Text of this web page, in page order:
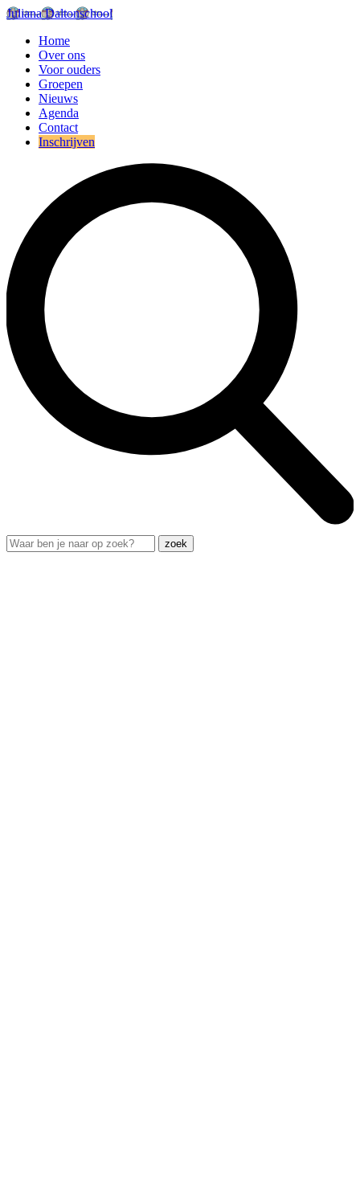
Juliana Daltonschool
Home
Over ons
Voor ouders
Groepen
Nieuws
Agenda
Contact
Inschrijven